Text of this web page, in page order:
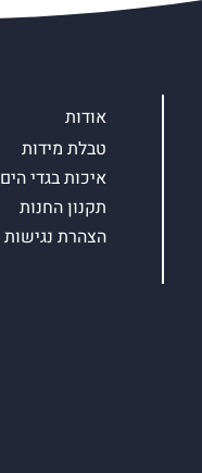
אודות
טבלת מידות
איכות בגדי הים
תקנון החנות
הצהרת נגישות